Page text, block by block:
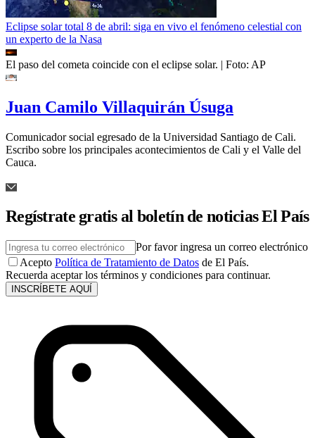
Eclipse solar total 8 de abril: siga en vivo el fenómeno celestial con
un experto de la Nasa
El paso del cometa coincide con el eclipse solar. | Foto: AP
Juan Camilo Villaquirán Úsuga
Comunicador social egresado de la Universidad Santiago de Cali.
Escribo sobre los principales acontecimientos de Cali y el Valle del
Cauca.
Regístrate gratis al boletín de noticias El País
Por favor ingresa un correo electrónico
Acepto Política de Tratamiento de Datos de El País.
Recuerda aceptar los términos y condiciones para continuar.
INSCRÍBETE AQUÍ